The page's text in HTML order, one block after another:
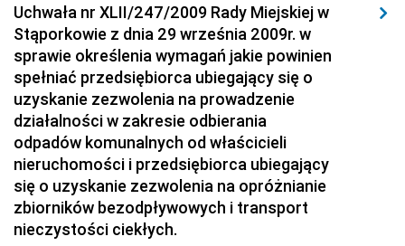
Dziennik Urzędowy Ministerstwa Hutnictwa i
Przemysłu Maszynowego
Dziennik Urzędowy Ministerstwa Zdrowia i Opieki
Społecznej
Dziennik Urzędowy Ministerstwa Rolnictwa, Leśnictwa
i Gospodarki Żywnościowej
Dziennik Urzędowy Ministra Spraw Wewnętrznych
Dziennik Urzędowy Ministra Transportu, Budownictwa
i Gospodarki Morskiej
Uchwała nr XLII/247/2009 Rady Miejskiej w
Stąporkowie z dnia 29 września 2009r. w
sprawie określenia wymagań jakie powinien
spełniać przedsiębiorca ubiegający się o
uzyskanie zezwolenia na prowadzenie
działalności w zakresie odbierania
odpadów komunalnych od właścicieli
nieruchomości i przedsiębiorca ubiegający
się o uzyskanie zezwolenia na opróżnianie
zbiorników bezodpływowych i transport
nieczystości ciekłych.